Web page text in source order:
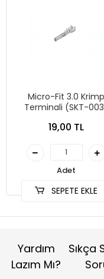
Micro-Fit 3.0 Krimp
Terminali (SKT-
19,00 TL
Adet
SEPETE EKLE
Yardım
Lazım Mı?
Sıkça